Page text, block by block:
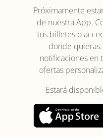
Próximamente
de nuestra App.
tus billetes o
donde
notificaciones en
ofertas
Estará